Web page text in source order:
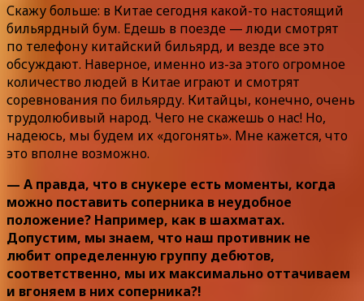
Скажу больше: в Китае сегодня какой-то настоящий
бильярдный бум. Едешь в поезде — люди смотрят
по телефону китайский бильярд, и везде все это
обсуждают. Наверное, именно из-за этого огромное
количество людей в Китае играют и смотрят
соревнования по бильярду. Китайцы, конечно, очень
трудолюбивый народ. Чего не скажешь о нас! Но,
надеюсь, мы будем их «догонять». Мне кажется, что
это вполне возможно.
— А правда, что в снукере есть моменты, когда
можно поставить соперника в неудобное
положение? Например, как в шахматах.
Допустим, мы знаем, что наш противник не
любит определенную группу дебютов,
соответственно, мы их максимально оттачиваем
и вгоняем в них соперника?!